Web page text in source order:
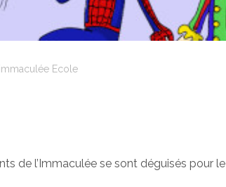
Ecole
de l’Immaculée se sont déguisés pour